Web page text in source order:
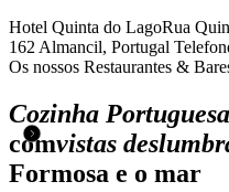
Hotel Quinta do LagoRua
162 Almancil, Portugal
Os nossos Restaurantes &
Cozinha
comvistas
Formosa e o mar
Os nossos Restaurantes &
Cozinha
comvistas
Formosa e o mar
Os nossos Restaurantes &
Cozinha
comvistas
Formosa e o mar
Os nossos Restaurantes &
Cozinha
comvistas
Formosa e o mar